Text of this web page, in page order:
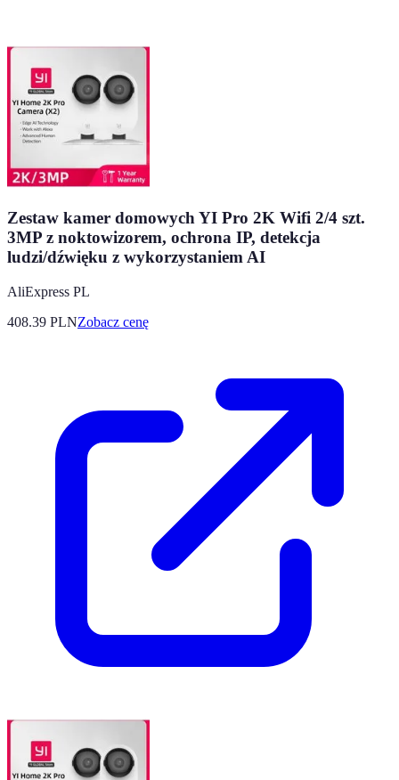
Zestaw kamer domowych YI Pro 2K Wifi 2/4 szt.
3MP z noktowizorem, ochrona IP, detekcja
ludzi/dźwięku z wykorzystaniem AI
AliExpress PL
408.39 PLNZobacz cenę